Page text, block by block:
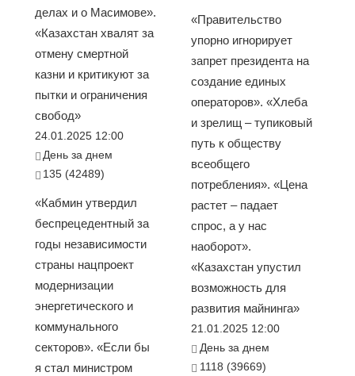
делах и о Масимове».
«Казахстан хвалят за
отмену смертной
казни и критикуют за
пытки и ограничения
свобод»
24.01.2025 12:00
День за днем
135 (42489)
«Кабмин утвердил
беспрецедентный за
годы независимости
страны нацпроект
модернизации
энергетического и
коммунального
секторов». «Если бы
я стал министром
«Правительство
упорно игнорирует
запрет президента на
создание единых
операторов». «Хлеба
и зрелищ – тупиковый
путь к обществу
всеобщего
потребления». «Цена
растет – падает
спрос, а у нас
наоборот».
«Казахстан упустил
возможность для
развития майнинга»
21.01.2025 12:00
День за днем
1118 (39669)